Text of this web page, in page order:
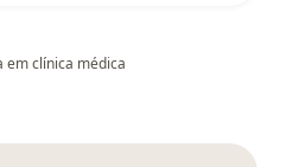
em clínica médica